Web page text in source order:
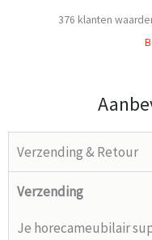
376 klanten
Verzending & Retour
Verzending
Je horecameubilair